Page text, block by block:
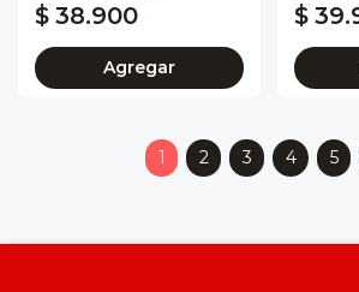
$ 38.900
Agregar
$
1 2 3 4 5